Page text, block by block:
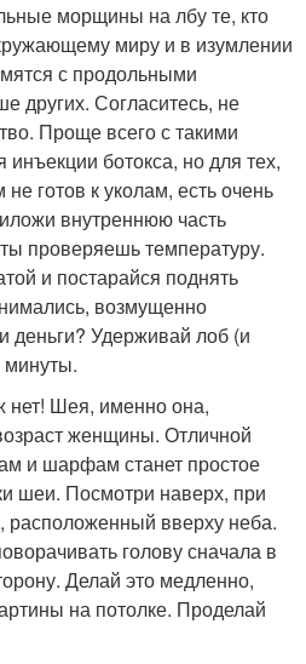
морщины на лбу те, кто
миру и в изумлении
с продольными
других. Согласитесь, не
Проще всего с такими
ботокса, но для тех,
готов к уколам, есть очень
внутреннюю часть
проверяешь температуру.
и постарайся поднять
возмущенно
деньги? Удерживай лоб (и
минуты.
Шея, именно она,
женщины. Отличной
и шарфам станет простое
шеи. Посмотри наверх, при
расположенный вверху неба.
голову сначала в
Делай это медленно,
на потолке. Проделай